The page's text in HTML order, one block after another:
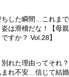
ちした瞬間…これま
は滑稽だな！【母
すか？ Vol.28】
別れた理由ってそれ
まれ不安…信じて結